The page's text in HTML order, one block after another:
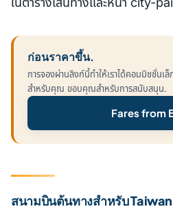
ก่อนราคาขึ้น.
การจองผ่านลิงก์นี้ทำให้เราได้คอมมิชชั่น
สำหรับคุณ ขอบคุณสำหรับการสนับสนุน.
Fares from
สนามบินต้นทางสำหรับ Taiwan